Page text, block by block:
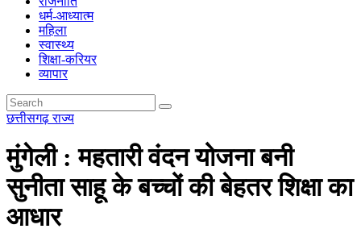
धर्म-आध्यात्म
महिला
स्वास्थ्य
शिक्षा-करियर
व्यापार
छत्तीसगढ़राज्य
मुंगेली : महतारी वंदन योजना बनी
सुनीता साहू के बच्चों की बेहतर शिक्षा का
आधार